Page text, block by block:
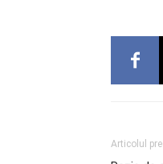
Articolul